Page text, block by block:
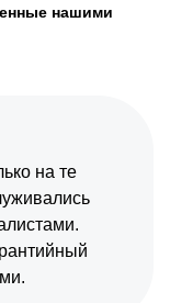
нашими
на те